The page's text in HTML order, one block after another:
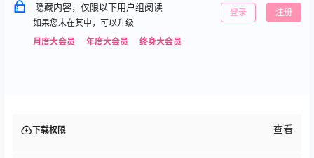
隐藏内容，仅限以下用户组阅读
如果您未在其中，可以升级
月度大会员
年度大会员 终身大会员
登录 注册
下载权限 查看